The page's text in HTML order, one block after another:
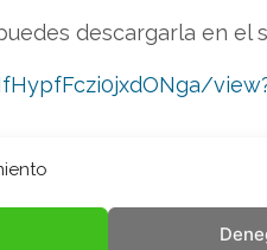
descargarla en el